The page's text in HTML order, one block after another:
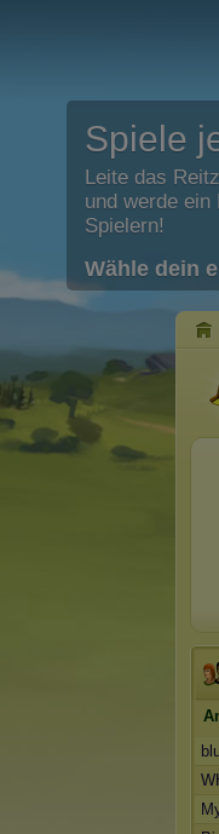
Spiele
Leite das
und werde
Spielern!
Wähle dein